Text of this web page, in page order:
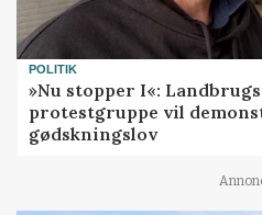
POLITIK
»Nu stopper I«:
protestgruppe vil
gødskningslov